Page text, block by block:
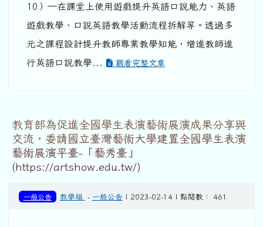
10）─在課堂上使用遊戲提升英語口說能力、英語
遊戲教學、口說英語教學活動流程拆解等。透過多
元之課程設計提升教師專業教學知能，增進教師進
行英語口說教學...
觀看完整文章
教育部為促進全國學生表演藝術展演成果分享與
交流，委請國立臺灣藝術大學建置全國學生表演
藝術展演平臺-「藝秀臺」
(https://artshow.edu.tw/)
一般公告 教學組 - 一般公告 | 2023-02-14 | 點閱數： 461